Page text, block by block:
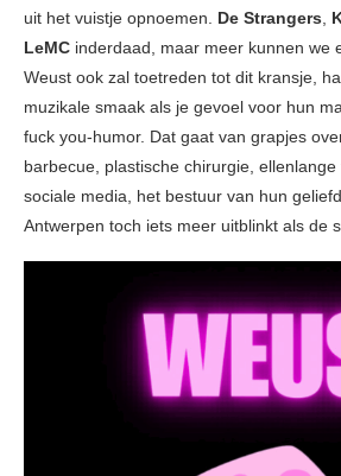
uit het vuistje opnoemen. De Strangers,
LeMC inderdaad, maar meer kunnen we
Weust ook zal toetreden tot dit kransje,
muzikale smaak als je gevoel voor hun
fuck you-humor. Dat gaat van grapjes
barbecue, plastische chirurgie,
sociale media, het bestuur van hun
Antwerpen toch iets meer uitblinkt als de